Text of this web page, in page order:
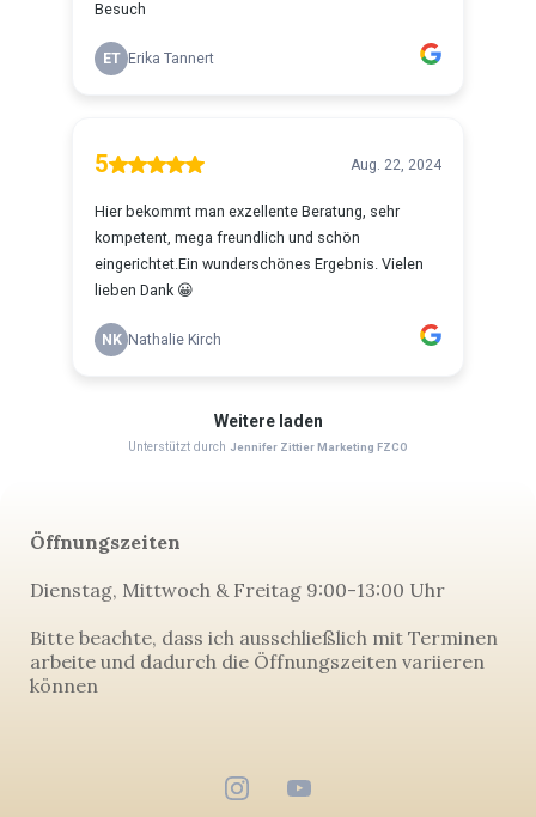
Öffnungszeiten
Dienstag, Mittwoch & Freitag 9:00-13:00 Uhr
Bitte beachte, dass ich ausschließlich mit Terminen
arbeite und dadurch die Öffnungszeiten variieren
können